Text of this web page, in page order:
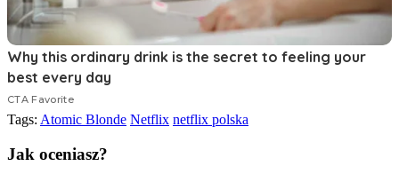
Tags: Atomic Blonde Netflix netflix polska
Jak oceniasz?